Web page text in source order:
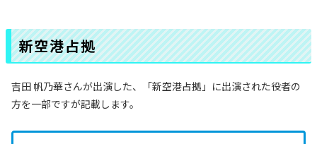
新空港占拠
吉田 帆乃華さんが出演した、「新空港占拠」に出演された役者の
方を一部ですが記載します。